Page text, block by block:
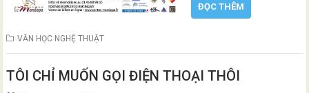
ĐỌC THÊM
VĂN HỌC NGHỆ THUẬT
TÔI CHỈ MUỐN GỌI ĐIỆN THOẠI THÔI